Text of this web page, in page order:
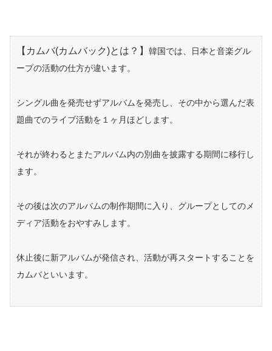
【カムバ(カムバック)とは？】 韓国では、日本と音楽グル
ープの活動の仕方が違います。
シングル曲を発売せずアルバムを発売し、その中から選んだ表
題曲でのライブ活動を１ヶ月ほどします。
それが終わるとまたアルバム内の別曲を披露する期間に移行し
ます。
その後は次のアルバムの制作期間に入り、グループとしてのメ
ディア活動をおやすみします。
休止後に新アルバムが発信され、活動が再スタートすることを
カムバといいます。